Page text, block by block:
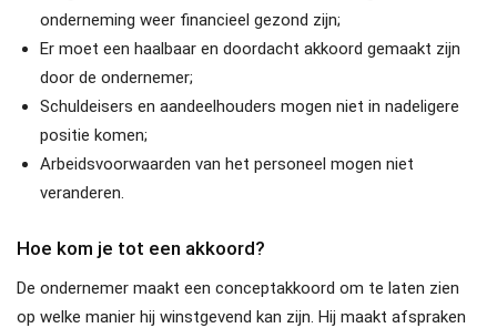
onderneming weer financieel gezond zijn;
Er moet een haalbaar en doordacht akkoord gemaakt zijn
door de ondernemer;
Schuldeisers en aandeelhouders mogen niet in nadeligere
positie komen;
Arbeidsvoorwaarden van het personeel mogen niet
veranderen.
Hoe kom je tot een akkoord?
De ondernemer maakt een conceptakkoord om te laten zien
op welke manier hij winstgevend kan zijn. Hij maakt afspraken